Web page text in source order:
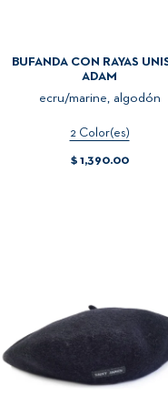
BUFANDA CON RAYAS
ADAM
ecru/marine, algodón
2 Color(es)
$ 1,390.00